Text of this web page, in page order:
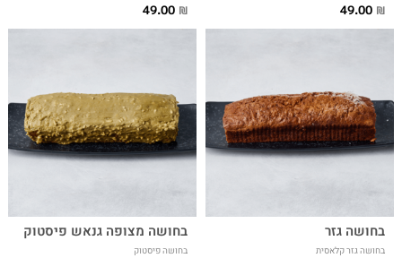
49.00 ₪
49.00 ₪
בחושה גזר
בחושה גזר קלאסית
בחושה מצופה גנאש פיסטוק
בחושה פיסטוק